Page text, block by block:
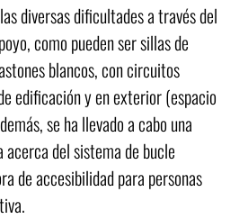
diversas dificultades a través del
como pueden ser sillas de
blancos, con circuitos
edificación y en exterior (espacio
se ha llevado a cabo una
del sistema de bucle
de accesibilidad para personas